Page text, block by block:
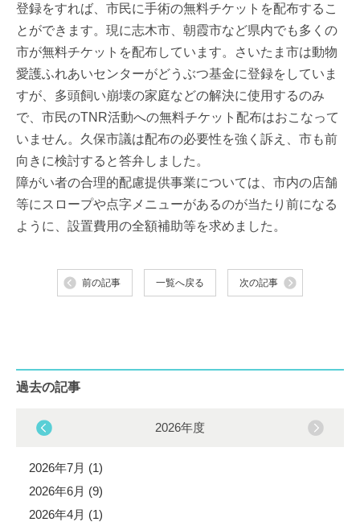
登録をすれば、市民に手術の無料チケットを配布するこ
とができます。現に志木市、朝霞市など県内でも多くの
市が無料チケットを配布しています。さいたま市は動物
愛護ふれあいセンターがどうぶつ基金に登録をしていま
すが、多頭飼い崩壊の家庭などの解決に使用するのみ
で、市民のTNR活動への無料チケット配布はおこなって
いません。久保市議は配布の必要性を強く訴え、市も前
向きに検討すると答弁しました。
障がい者の合理的配慮提供事業については、市内の店舗
等にスロープや点字メニューがあるのが当たり前になる
ように、設置費用の全額補助等を求めました。
前の記事 一覧へ戻る 次の記事
過去の記事
2026年度
2026年7月 (1)
2026年6月 (9)
2026年4月 (1)